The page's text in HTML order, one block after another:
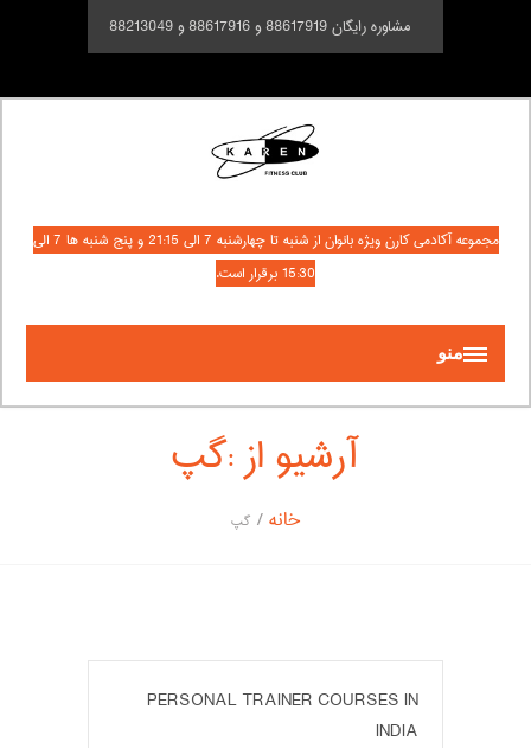
مشاوره رایگان 88617919 و 88617916 و 88213049
مجموعه آکادمی کارن ویژه بانوان از شنبه تا چهارشنبه 7 الی 21:15 و پنج شنبه ها 7 الی
15:30 برقرار است.
منو
آرشیو از :گپ
خانه گپ
PERSONAL TRAINER COURSES IN
INDIA